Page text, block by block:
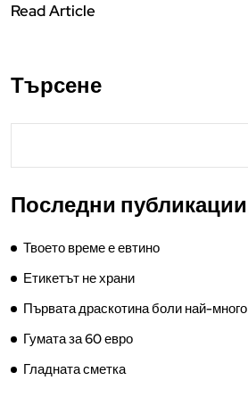
Read Article
Търсене
Последни публикации
Твоето време е евтино
Етикетът не храни
Първата драскотина боли най-много
Гумата за 60 евро
Гладната сметка